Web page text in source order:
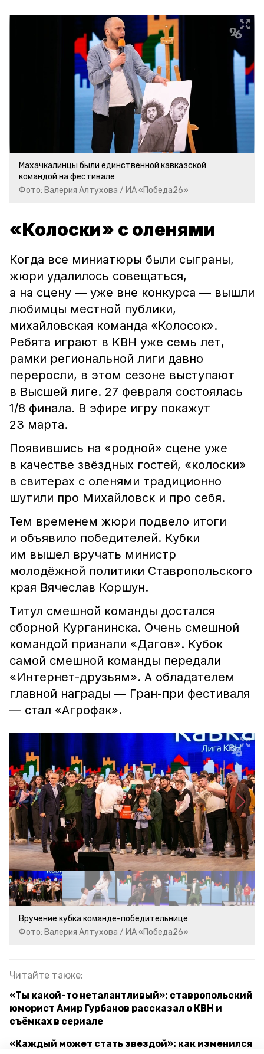
Махачкалинцы были единственной кавказской
командой на фестивале
Фото: Валерия Алтухова / ИА «Победа26»
«Колоски» с оленями
Когда все миниатюры были сыграны,
жюри удалилось совещаться,
а на сцену — уже вне конкурса — вышли
любимцы местной публики,
михайловская команда «Колосок».
Ребята играют в КВН уже семь лет,
рамки региональной лиги давно
переросли, в этом сезоне выступают
в Высшей лиге. 27 февраля состоялась
1/8 финала. В эфире игру покажут
23 марта.
Появившись на «родной» сцене уже
в качестве звёздных гостей, «колоски»
в свитерах с оленями традиционно
шутили про Михайловск и про себя.
Тем временем жюри подвело итоги
и объявило победителей. Кубки
им вышел вручать министр
молодёжной политики Ставропольского
края Вячеслав Коршун.
Титул смешной команды достался
сборной Курганинска. Очень смешной
командой признали «Дагов». Кубок
самой смешной команды передали
«Интернет-друзьям». А обладателем
главной награды — Гран-при фестиваля
— стал «Агрофак».
Вручение кубка команде-победительнице
Фото: Валерия Алтухова / ИА «Победа26»
Читайте также:
«Ты какой-то неталантливый»: ставропольский
юморист Амир Гурбанов рассказал о КВН и
съёмках в сериале
«Каждый может стать звездой»: как изменился